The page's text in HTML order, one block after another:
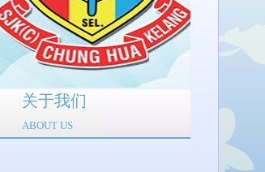
关于我们
ABOUT US